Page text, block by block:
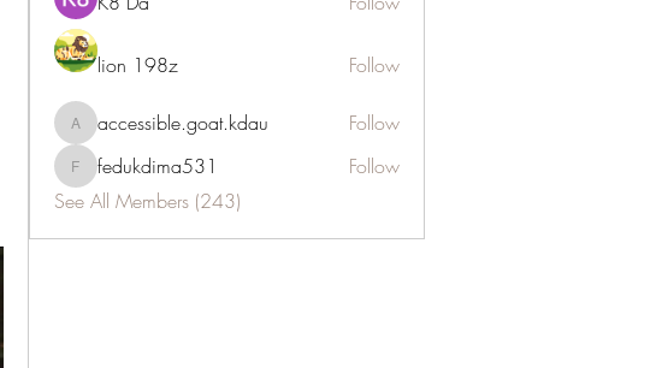
lion 198z Follow
accessible.goat.kdau
accessible.goat.kdau Follow
fedukdima531
fedukdima531
Follow
See All Members (243)